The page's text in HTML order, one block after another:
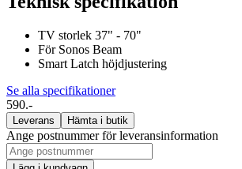
TV storlek 37" - 70"
För Sonos Beam
Smart Latch höjdjustering
Se alla specifikationer
590.-
Leverans Hämta i butik
Ange postnummer för leveransinformation